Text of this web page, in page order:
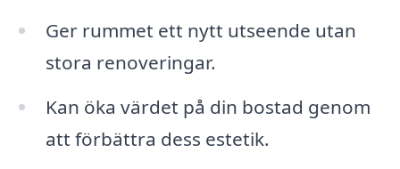
Ger rummet ett nytt utseende utan
stora renoveringar.
Kan öka värdet på din bostad genom
att förbättra dess estetik.